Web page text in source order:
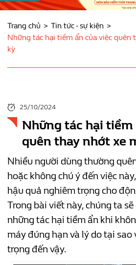
Trang chủ
Tin tức - sự kiện
Những tác hại tiềm ẩn của việc quên
kỳ
25/10/2024
Những tác hại tiềm
quên thay nhớt xe
Nhiều người dùng thường
hoặc không chú ý đến việc
hậu quả nghiêm trọng cho
Trong bài viết này, chúng ta
những tác hại tiềm ẩn khi
máy đúng hạn và lý do tại sao
trọng đến vậy.